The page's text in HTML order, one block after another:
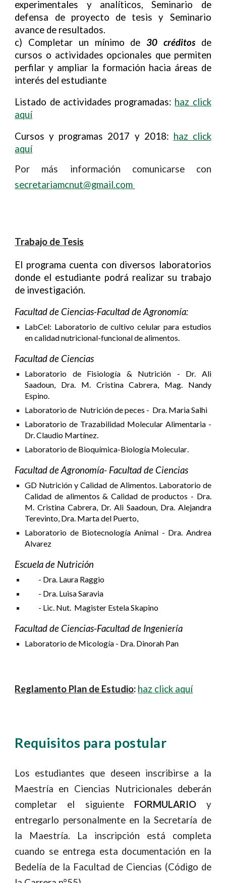
experimentales y analíticos, Seminario de
defensa de proyecto de tesis y Seminario
avance de resultados.
c) Completar un mínimo de30 créditos de
cursos o actividades opcionales que permiten
perfilar y ampliar la formación hacia áreas de
interés del estudiante
Listado de actividades programadas: haz click
aquí
Cursos y programas 2017 y 2018: haz click
aquí
Por más información comunicarse con
secretariamcnut@gmail.com
Trabajo de Tesis
El programa cuenta con diversos laboratorios
donde el estudiante podrá realizar su trabajo
de investigación.
Facultad de Ciencias-Facultad de Agronomía:
LabCel: Laboratorio de cultivo celular para estudios
en calidad nutricional-funcional de alimentos.
Facultad de Ciencias
Laboratorio de Fisiología & Nutrición - Dr. Ali
Saadoun, Dra. M. Cristina Cabrera, Mag. Nandy
Espino.
Laboratorio de Nutrición de peces - Dra. Maria Salhi
Laboratorio de Trazabilidad Molecular Alimentaria-
Dr. Claudio Martínez.
Laboratorio de Bioquímica-Biología Molecular.
Facultad de Agronomía- Facultad de Ciencias
GD Nutrición y Calidad de Alimentos. Laboratorio de
Calidad de alimentos & Calidad de productos - Dra.
M. Cristina Cabrera, Dr. Ali Saadoun, Dra. Alejandra
Terevinto, Dra. Marta del Puerto,
Laboratorio de Biotecnología Animal - Dra. Andrea
Alvarez
Escuela de Nutrición
- Dra. Laura Raggio
- Dra. Luisa Saravia
- Lic. Nut. Magister Estela Skapino
Facultad de Ciencias-Facultad de Ingeniería
Laboratorio de Micología - Dra. Dinorah Pan
Reglamento Plan de Estudio: haz click aquí
Requisitos para postular
Los estudiantes que deseen inscribirse a la
Maestría en Ciencias Nutricionales deberán
completar el siguiente FORMULARIOy
entregarlo personalmente en la Secretaría de
la Maestría. La inscripción está completa
cuando se entrega esta documentación en la
Bedelía de la Facultad de Ciencias (Código de